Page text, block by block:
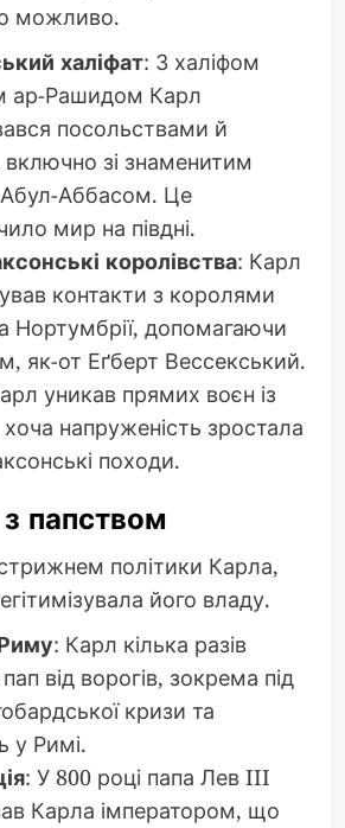
можливо.
халіфат: З халіфом
ар-Рашидом Карл
посольствами й
зі знаменитим
Аббасом. Це
мир на півдні.
королівства: Карл
контакти з королями
Нортумбрії, допомагаючи
як-от Еґберт Вессекський.
уникав прямих воєн із
напруженість зростала
походи.
папством
політики Карла,
його владу.
: Карл кілька разів
від ворогів, зокрема під
кризи та
у Римі.
: У 800 році папа Лев III
Карла імператором, що